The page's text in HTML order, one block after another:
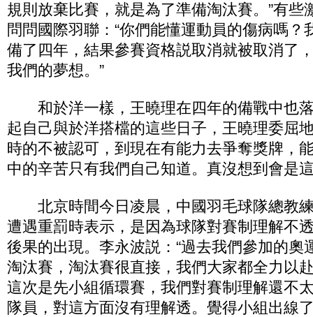
規則放棄比賽，就是為了準備淘汰賽。”有些
問問國際羽聯：“你們能懂運動員的傷病嗎？
備了四年，結果參賽資格説取消就被取消了
我們的夢想。”
和於洋一樣，王曉理在四年的備戰中也
起自己與於洋搭檔的這些日子，王曉理委屈
時的不被認可，到現在有能力去爭奪獎牌，
中的辛苦只有我們自己知道。真沒想到會是
北京時間今日凌晨，中國羽毛球隊總教
遭遇重罰時表示，是因為球隊對賽制理解不
後果的出現。李永波説：“過去我們參加的奧
淘汰賽，淘汰賽很直接，我們大家都全力以
這次是先小組循環賽，我們對賽制理解還不
隊員，對這方面沒有理解透。覺得小組出線